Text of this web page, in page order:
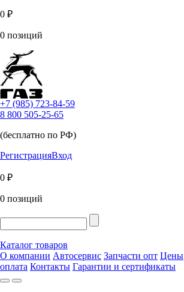
0 ₽
0 позиций
+7 (985) 723-84-59
8 800 505-25-65
(бесплатно по РФ)
РегистрацияВход
0 ₽
0 позиций
Каталог товаров
О компании Автосервис Запчасти опт Цены
оплата Контакты Гарантии и сертификаты